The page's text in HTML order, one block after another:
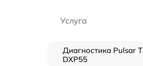
Услуга
Диагностика Pulsar
DXP55